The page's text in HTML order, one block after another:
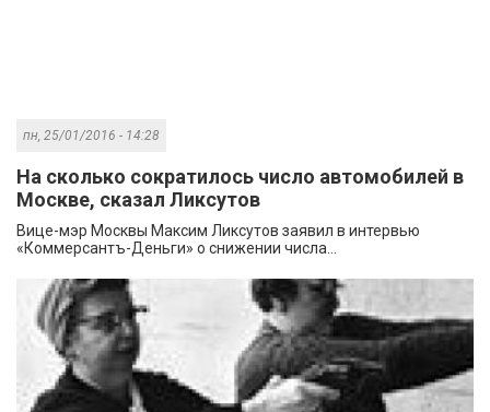
пн, 25/01/2016 - 14:28
На сколько сократилось число автомобилей в
Москве, сказал Ликсутов
Вице-мэр Москвы Максим Ликсутов заявил в интервью
«Коммерсантъ-Деньги» о снижении числа...